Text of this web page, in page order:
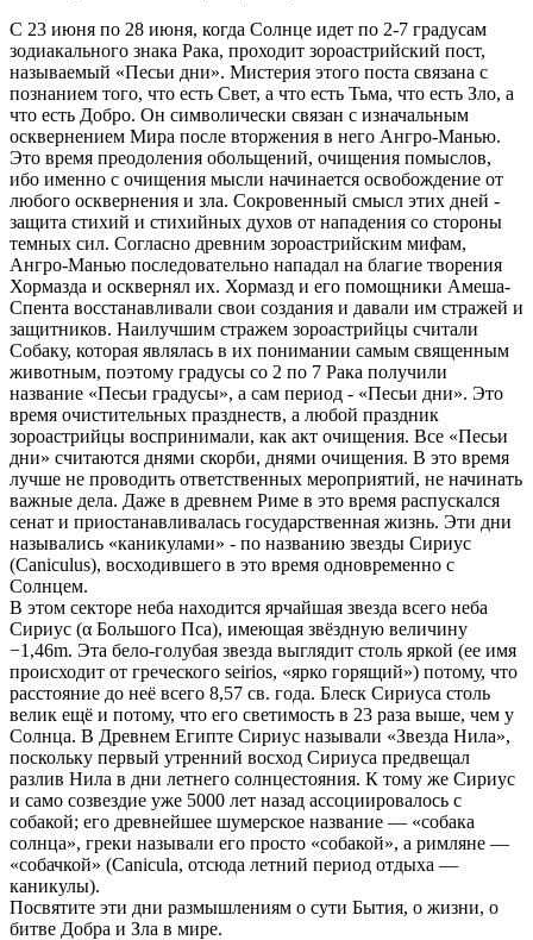
С 23 июня по 28 июня, когда Солнце идет по 2-7 градусам
зодиакального знака Рака, проходит зороастрийский пост,
называемый «Песьи дни». Мистерия этого поста связана с
познанием того, что есть Свет, а что есть Тьма, что есть Зло, а
что есть Добро. Он символически связан с изначальным
осквернением Мира после вторжения в него Ангро-Манью.
Это время преодоления обольщений, очищения помыслов,
ибо именно с очищения мысли начинается освобождение от
любого осквернения и зла. Сокровенный смысл этих дней -
защита стихий и стихийных духов от нападения со стороны
темных сил. Согласно древним зороастрийским мифам,
Ангро-Манью последовательно нападал на благие творения
Хормазда и осквернял их. Хормазд и его помощники Амеша-
Спента восстанавливали свои создания и давали им стражей и
защитников. Наилучшим стражем зороастрийцы считали
Собаку, которая являлась в их понимании самым священным
животным, поэтому градусы со 2 по 7 Рака получили
название «Песьи градусы», а сам период - «Песьи дни». Это
время очистительных празднеств, а любой праздник
зороастрийцы воспринимали, как акт очищения. Все «Песьи
дни» считаются днями скорби, днями очищения. В это время
лучше не проводить ответственных мероприятий, не начинать
важные дела. Даже в древнем Риме в это время распускался
сенат и приостанавливалась государственная жизнь. Эти дни
назывались «каникулами» - по названию звезды Сириус
(Caniculus), восходившего в это время одновременно с
Солнцем.
В этом секторе неба находится ярчайшая звезда всего неба
Сириус (α Большого Пса), имеющая звёздную величину
−1,46m. Эта бело-голубая звезда выглядит столь яркой (ее имя
происходит от греческого seirios, «ярко горящий») потому, что
расстояние до неё всего 8,57 св. года. Блеск Сириуса столь
велик ещё и потому, что его светимость в 23 раза выше, чем у
Солнца. В Древнем Египте Сириус называли «Звезда Нила»,
поскольку первый утренний восход Сириуса предвещал
разлив Нила в дни летнего солнцестояния. К тому же Сириус
и само созвездие уже 5000 лет назад ассоциировалось с
собакой; его древнейшее шумерское название — «собака
солнца», греки называли его просто «собакой», а римляне —
«собачкой» (Canicula, отсюда летний период отдыха —
каникулы).
Посвятите эти дни размышлениям о сути Бытия, о жизни, о
битве Добра и Зла в мире.